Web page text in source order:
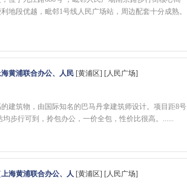
地段优越，毗邻1号线人民广场站，周边配套十分成熟。
黄浦联合办公、人民 [黄浦区] [人民广场]
建筑物，由国际知名的巴马丹拿建筑师设计。项目距8号
步行可到，拎包办公，一价全包，性价比很高。......
海黄浦联合办公、人 [黄浦区] [人民广场]